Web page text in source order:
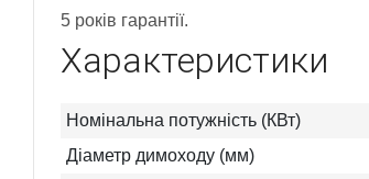
5 років гарантії.
Характеристики
Номінальна потужність (КВт)
Діаметр димоходу (мм)